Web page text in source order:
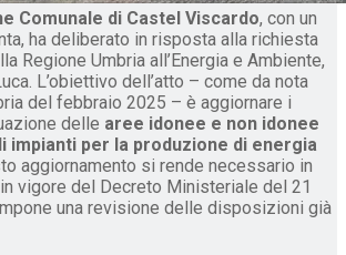
Comunale di Castel Viscardo, con un
ha deliberato in risposta alla richiesta
Regione Umbria all’Energia e Ambiente,
L’obiettivo dell’atto – come da nota
del febbraio 2025 – è aggiornare i
delle aree idonee e non idonee
impianti per la produzione di energia
aggiornamento si rende necessario in
vigore del Decreto Ministeriale del 21
una revisione delle disposizioni già